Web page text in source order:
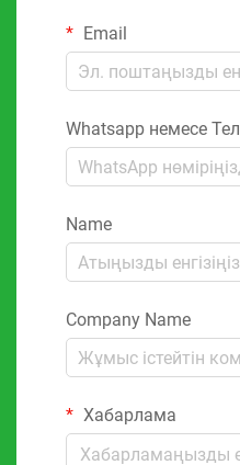
Email
Whatsapp немесе Тел
Name
Company Name
Хабарлама